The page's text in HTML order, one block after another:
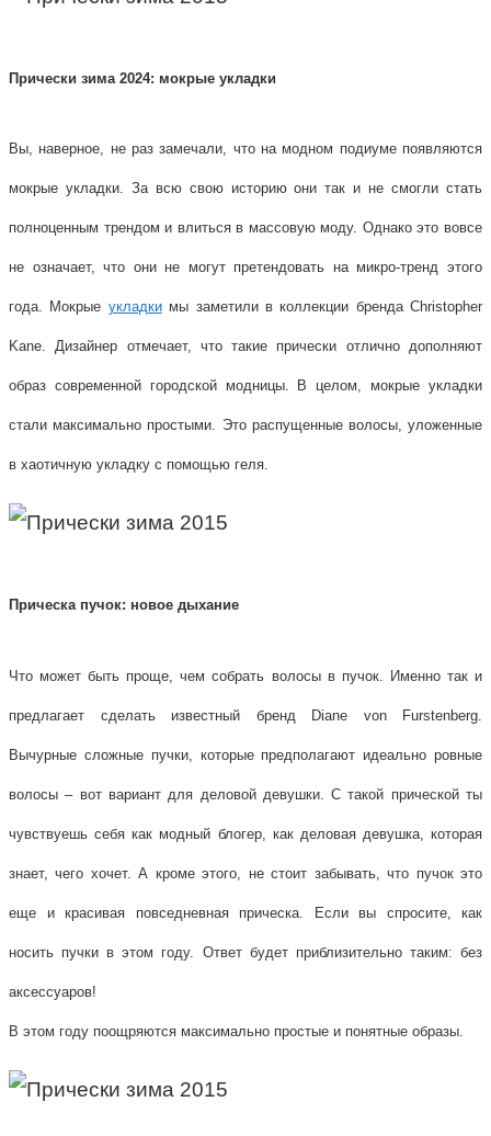
Прически зима 2024: мокрые укладки
Вы, наверное, не раз замечали, что на модном подиуме появляются
мокрые укладки. За всю свою историю они так и не смогли стать
полноценным трендом и влиться в массовую моду. Однако это вовсе
не означает, что они не могут претендовать на микро-тренд этого
года. Мокрые укладкимы заметили в коллекции бренда Christopher
Kane. Дизайнер отмечает, что такие прически отлично дополняют
образ современной городской модницы. В целом, мокрые укладки
стали максимально простыми. Это распущенные волосы, уложенные
в хаотичную укладку с помощью геля.
Прическа пучок: новое дыхание
Что может быть проще, чем собрать волосы в пучок. Именно так и
предлагает сделать известный бренд Diane von Furstenberg.
Вычурные сложные пучки, которые предполагают идеально ровные
волосы – вот вариант для деловой девушки. С такой прической ты
чувствуешь себя как модный блогер, как деловая девушка, которая
знает, чего хочет. А кроме этого, не стоит забывать, что пучок это
еще и красивая повседневная прическа. Если вы спросите, как
носить пучки в этом году. Ответ будет приблизительно таким: без
аксессуаров!
В этом году поощряются максимально простые и понятные образы.